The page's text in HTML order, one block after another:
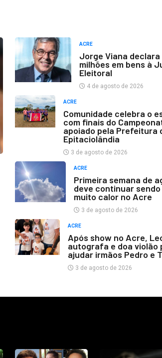
ACRE
Jorge Viana declara
milhões em bens à
Eleitoral
4 de agosto de 2026
ACRE
Comunidade celebra o
com finais do
apoiado pela Prefeitura
Epitaciolândia
3 de agosto de 2026
ACRE
Primeira semana de
deve continuar sendo
muito calor no Acre
3 de agosto de 2026
ACRE
Após show no Acre,
autografa e doa violão
ajudar irmãos Pedro e
3 de agosto de 2026